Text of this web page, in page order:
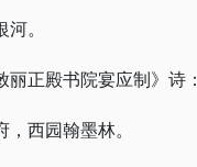
。
丽正殿书院宴应制》诗：
西园翰墨林。